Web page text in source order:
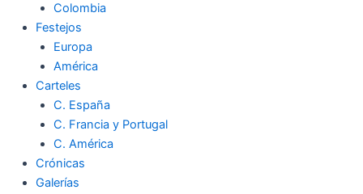
Colombia
Festejos
Europa
América
Carteles
C. España
C. Francia y Portugal
C. América
Crónicas
Galerías